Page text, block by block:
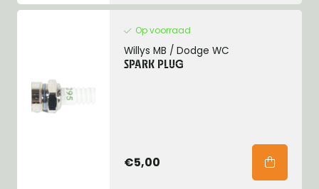
Op voorraad
Willys MB / Dodge WC
SPARK PLUG
€5,00